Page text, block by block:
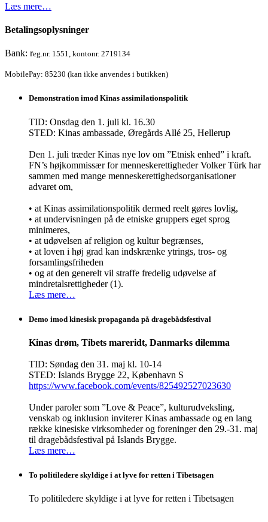
Læs mere…
Betalingsoplysninger
Bank: reg.nr. 1551, kontonr. 2719134
MobilePay: 85230 (kan ikke anvendes i butikken)
Demonstration imod Kinas assimilationspolitik
TID: Onsdag den 1. juli kl. 16.30
STED: Kinas ambassade, Øregårds Allé 25, Hellerup
Den 1. juli træder Kinas nye lov om ”Etnisk enhed” i kraft.
FN’s højkommissær for menneskerettigheder Volker Türk har
sammen med mange menneskerettighedsorganisationer
advaret om,
• at Kinas assimilationspolitik dermed reelt gøres lovlig,
• at undervisningen på de etniske gruppers eget sprog
minimeres,
• at udøvelsen af religion og kultur begrænses,
• at loven i høj grad kan indskrænke ytrings, tros- og
forsamlingsfriheden
• og at den generelt vil straffe fredelig udøvelse af
mindretalsrettigheder (1).
Læs mere…
Demo imod kinesisk propaganda på dragebådsfestival
Kinas drøm, Tibets mareridt, Danmarks dilemma
TID: Søndag den 31. maj kl. 10-14
STED: Islands Brygge 22, København S
https://www.facebook.com/events/825492527023630
Under paroler som ”Love & Peace”, kulturudveksling,
venskab og inklusion inviterer Kinas ambassade og en lang
række kinesiske virksomheder og foreninger den 29.-31. maj
til dragebådsfestival på Islands Brygge.
Læs mere…
To politiledere skyldige i at lyve for retten i Tibetsagen
To politiledere skyldige i at lyve for retten i Tibetsagen